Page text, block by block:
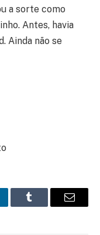
a sorte como
Antes, havia
Ainda não se
Tumblr Email